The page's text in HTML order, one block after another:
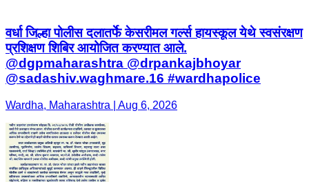
वर्धा जिल्हा पोलीस दलातर्फे केसरीमल गर्ल्स हायस्कूल येथे स्वसंरक्षण
प्रशिक्षण शिबिर आयोजित करण्यात आले.
@dgpmaharashtra @drpankajbhoyar
@sadashiv.waghmare.16 #wardhapolice
Wardha, Maharashtra | Aug 6, 2026